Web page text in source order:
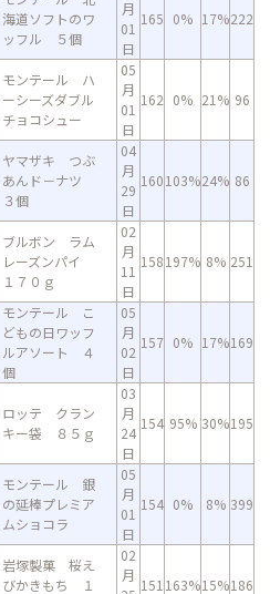
海道ソフトのワ
ッフル ５個
月
01
日
165 0% 17%222
モンテール ハ
ーシーズダブル
チョコシュー
05
月
01
日
162 0% 21% 96
ヤマザキ つぶ
あんド－ナツ
３個
04
月
29
日
160103%24% 86
ブルボン ラム
レーズンパイ
１７０ｇ
02
月
11
日
158197% 8% 251
モンテール こ
どもの日ワッフ
ルアソート ４
個
05
月
02
日
157 0% 17%169
ロッテ クラン
キー袋 ８５ｇ
03
月
24
日
154 95% 30%195
モンテール 銀
の延棒プレミア
ムショコラ
05
月
01
日
154 0% 8% 399
岩塚製菓 桜え
びかきもち １
02
月
151 163%15%186